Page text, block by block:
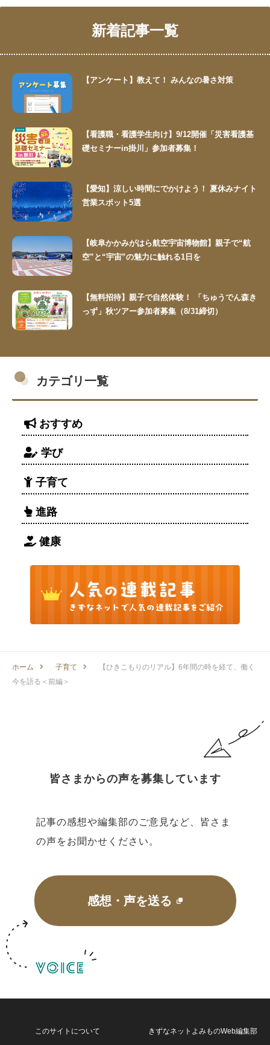
新着記事一覧
【アンケート】教えて！ みんなの暑さ対策
【看護職・看護学生向け】9/12開催「災害看護基
礎セミナーin掛川」参加者募集！
【愛知】涼しい時間にでかけよう！ 夏休みナイト
営業スポット5選
【岐阜かかみがはら航空宇宙博物館】親子で“航
空”と“宇宙”の魅力に触れる1日を
【無料招待】親子で自然体験！ 「ちゅうでん森き
っず」秋ツアー参加者募集（8/31締切）
カテゴリ一覧
おすすめ
学び
子育て
進路
健康
ホーム 子育て
【ひきこもりのリアル】6年間の時を経て、働く
今を語る＜前編＞
皆さまからの声を募集しています
記事の感想や編集部のご意見など、皆さま
の声をお聞かせください。
感想・声を送る
このサイトについて きずなネットよみものWeb編集部